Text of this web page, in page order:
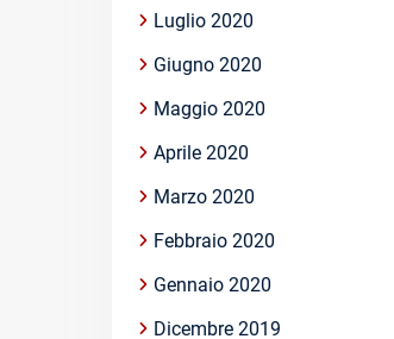
Luglio 2020
Giugno 2020
Maggio 2020
Aprile 2020
Marzo 2020
Febbraio 2020
Gennaio 2020
Dicembre 2019